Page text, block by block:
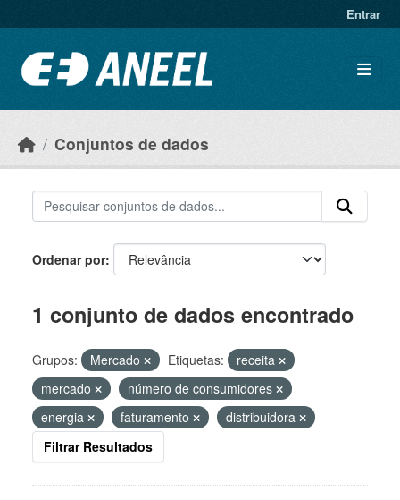
Entrar
Conjuntos de dados
Ordenar por
1 conjunto de dados encontrado
Grupos: Mercado Etiquetas:
receita
mercado
número de consumidores
energia
faturamento
distribuidora
Filtrar Resultados